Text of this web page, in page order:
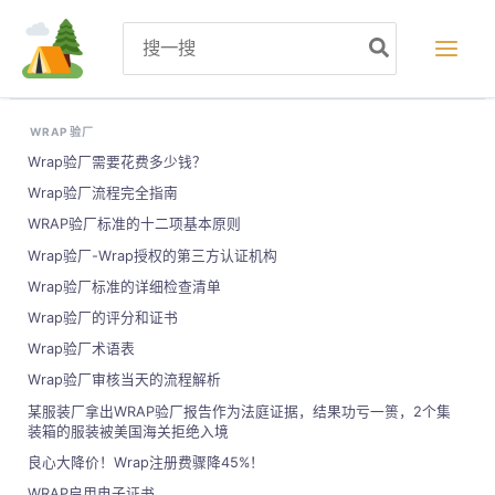
for:
WRAP 验厂
Wrap验厂需要花费多少钱？
Wrap验厂流程完全指南
WRAP验厂标准的十二项基本原则
Wrap验厂-Wrap授权的第三方认证机构
Wrap验厂标准的详细检查清单
Wrap验厂的评分和证书
Wrap验厂术语表
Wrap验厂审核当天的流程解析
某服装厂拿出WRAP验厂报告作为法庭证据，结果功亏一篑，2个集
装箱的服装被美国海关拒绝入境
良心大降价！Wrap注册费骤降45%！